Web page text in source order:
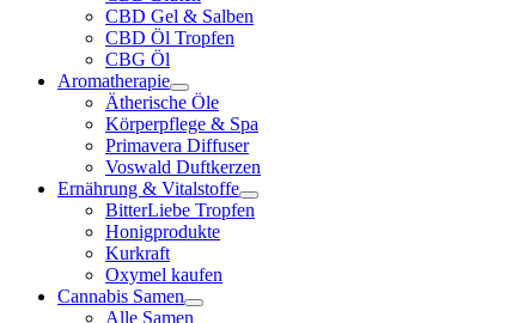
CBD Gel & Salben
CBD Öl Tropfen
CBG Öl
Aromatherapie
Ätherische Öle
Körperpflege & Spa
Primavera Diffuser
Voswald Duftkerzen
Ernährung & Vitalstoffe
BitterLiebe Tropfen
Honigprodukte
Kurkraft
Oxymel kaufen
Cannabis Samen
Alle Samen